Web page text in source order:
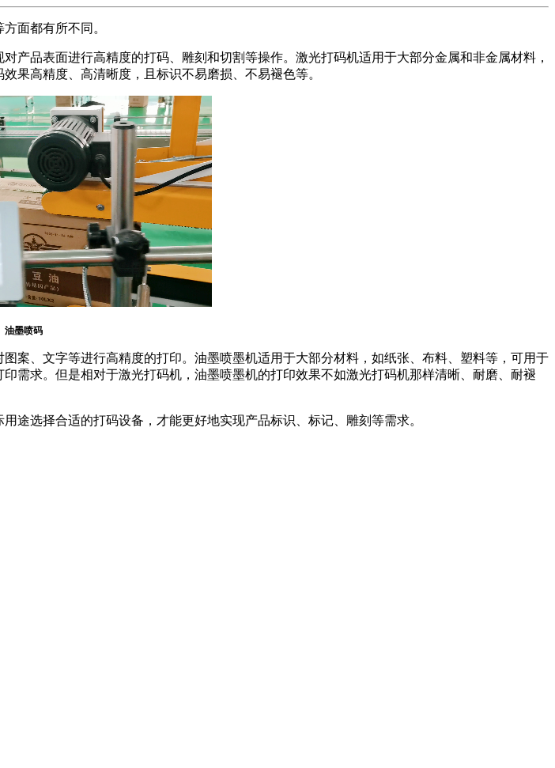
面都有所不同。
品表面进行高精度的打码、雕刻和切割等操作。激光打码机适用于大部分金属和非金属材料，
果高精度、高清晰度，且标识不易磨损、不易褪色等。
油墨喷码
、文字等进行高精度的打印。油墨喷墨机适用于大部分材料，如纸张、布料、塑料等，可用于
需求。但是相对于激光打码机，油墨喷墨机的打印效果不如激光打码机那样清晰、耐磨、耐褪
选择合适的打码设备，才能更好地实现产品标识、标记、雕刻等需求。